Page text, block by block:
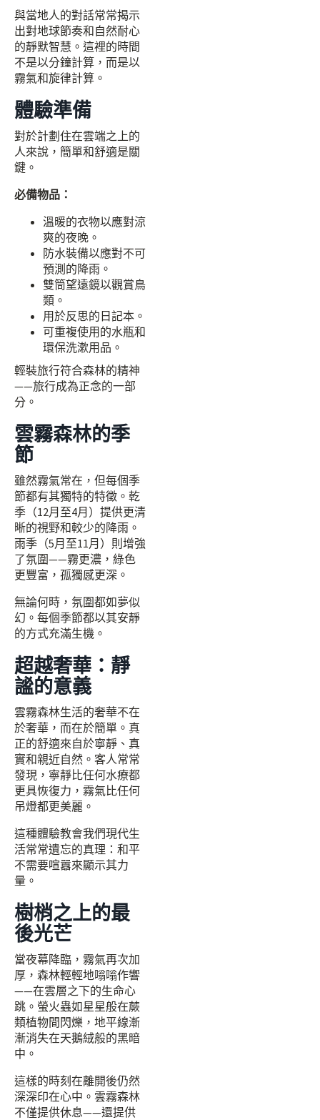
與當地人的對話常常揭示
出對地球節奏和自然耐心
的靜默智慧。這裡的時間
不是以分鐘計算，而是以
霧氣和旋律計算。
體驗準備
對於計劃住在雲端之上的
人來說，簡單和舒適是關
鍵。
必備物品：
溫暖的衣物以應對涼
爽的夜晚。
防水裝備以應對不可
預測的降雨。
雙筒望遠鏡以觀賞鳥
類。
用於反思的日記本。
可重複使用的水瓶和
環保洗漱用品。
輕裝旅行符合森林的精神
——旅行成為正念的一部
分。
雲霧森林的季
節
雖然霧氣常在，但每個季
節都有其獨特的特徵。乾
季（12月至4月）提供更清
晰的視野和較少的降雨。
雨季（5月至11月）則增強
了氛圍——霧更濃，綠色
更豐富，孤獨感更深。
無論何時，氛圍都如夢似
幻。每個季節都以其安靜
的方式充滿生機。
超越奢華：靜
謐的意義
雲霧森林生活的奢華不在
於奢華，而在於簡單。真
正的舒適來自於寧靜、真
實和親近自然。客人常常
發現，寧靜比任何水療都
更具恢復力，霧氣比任何
吊燈都更美麗。
這種體驗教會我們現代生
活常常遺忘的真理：和平
不需要喧囂來顯示其力
量。
樹梢之上的最
後光芒
當夜幕降臨，霧氣再次加
厚，森林輕輕地嗡嗡作響
——在雲層之下的生命心
跳。螢火蟲如星星般在蕨
類植物間閃爍，地平線漸
漸消失在天鵝絨般的黑暗
中。
這樣的時刻在離開後仍然
深深印在心中。雲霧森林
不僅提供休息——還提供